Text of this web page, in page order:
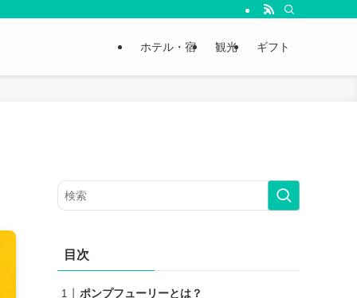
ホテル・宿 観光 ギフト
目次
ポンプフューリーとは？